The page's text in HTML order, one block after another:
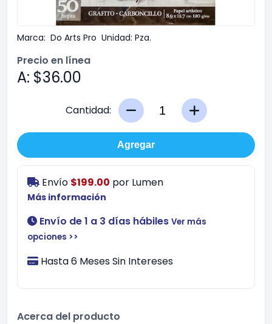
Marca: Do Arts Pro Unidad: Pza.
Precio en línea
A: $36.00
Cantidad:
Agregar
Envío $199.00 por Lumen
Más información
Envío de 1 a 3 días hábiles Ver más
opciones >>
Hasta 6 Meses Sin Intereses
Acerca del producto